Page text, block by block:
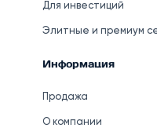
Для инвестиций
Элитные и премиум
Информация
Продажа
О компании